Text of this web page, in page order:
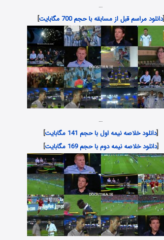
…
[دانلود مراسم قبل از مسابقه با حجم 700 مگابایت ]
…
[دانلود خلاصه نیمه اول با حجم 141 مگابایت
]
[دانلود خلاصه نیمه دوم با حجم 169 مگابایت ]